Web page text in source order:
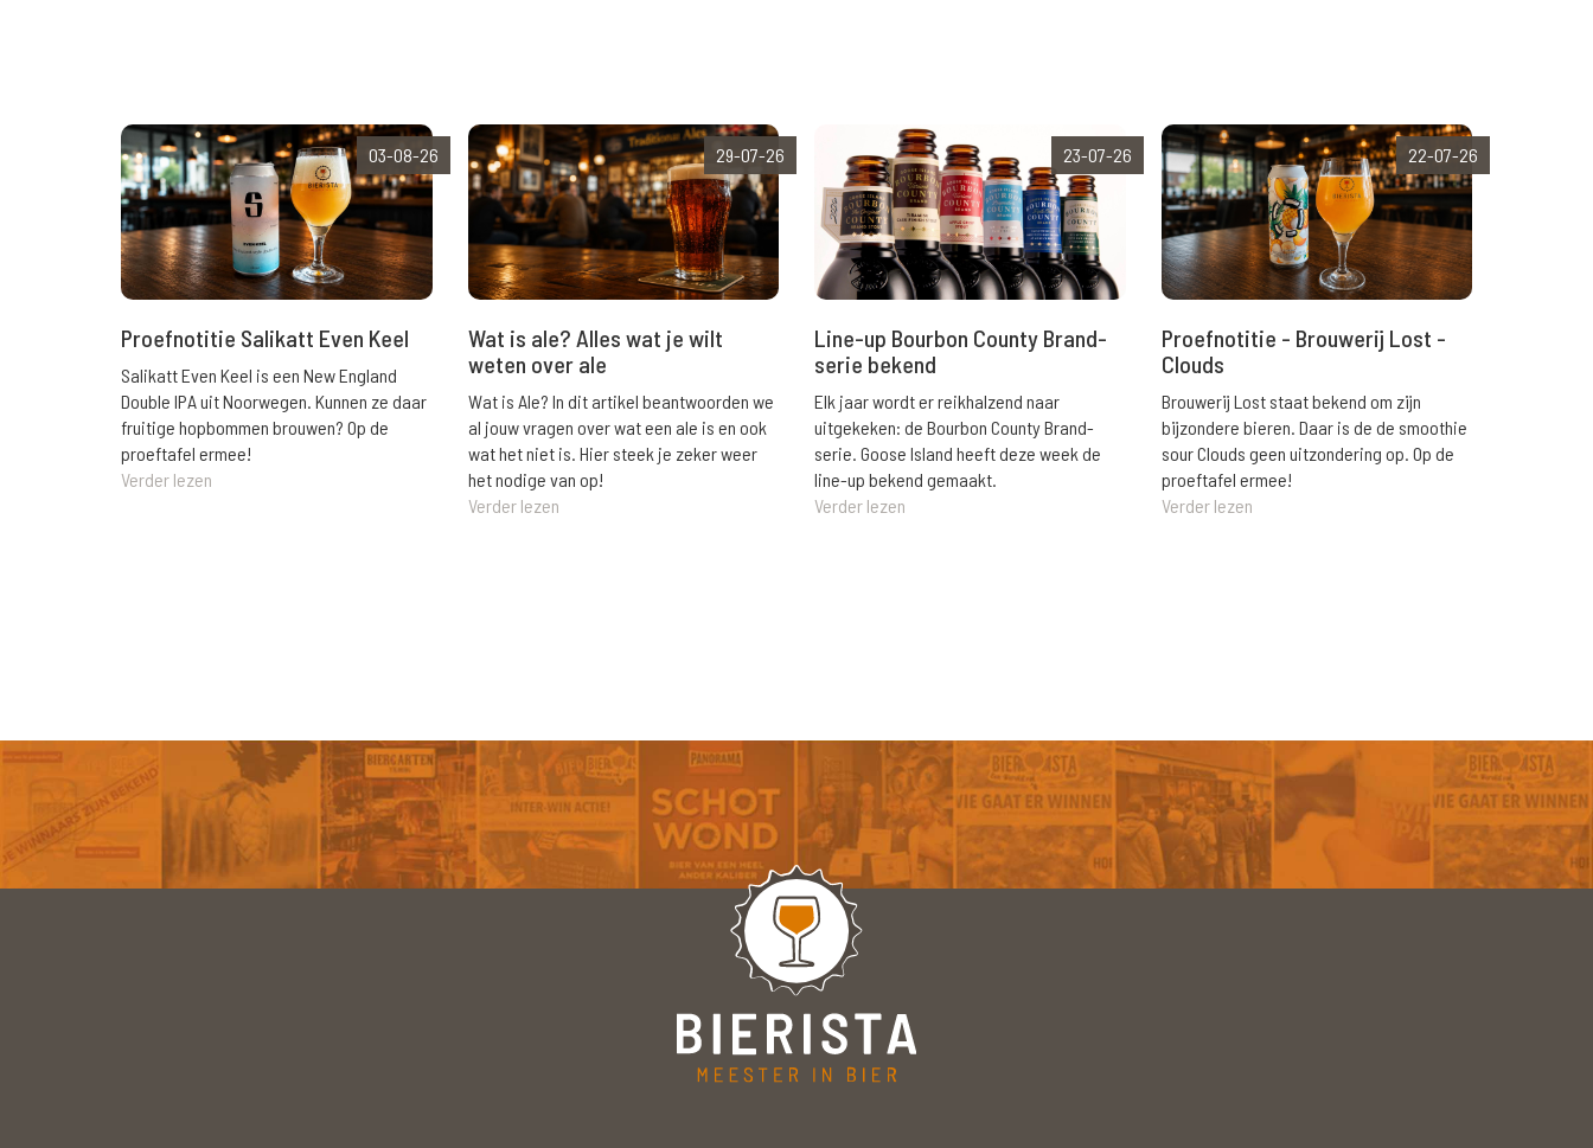
03-08-26
Proefnotitie Salikatt Even Keel
Salikatt Even Keel is een New England
Double IPA uit Noorwegen. Kunnen ze daar
fruitige hopbommen brouwen? Op de
proeftafel ermee!
Verder lezen
29-07-26
Wat is ale? Alles wat je wilt
weten over ale
Wat is Ale? In dit artikel beantwoorden we
al jouw vragen over wat een ale is en ook
wat het niet is. Hier steek je zeker weer
het nodige van op!
Verder lezen
23-07-26
Line-up Bourbon County Brand-
serie bekend
Elk jaar wordt er reikhalzend naar
uitgekeken: de Bourbon County Brand-
serie. Goose Island heeft deze week de
line-up bekend gemaakt.
Verder lezen
22-07-26
Proefnotitie - Brouwerij Lost -
Clouds
Brouwerij Lost staat bekend om zijn
bijzondere bieren. Daar is de de smoothie
sour Clouds geen uitzondering op. Op de
proeftafel ermee!
Verder lezen